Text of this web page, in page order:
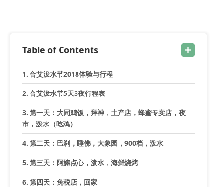
Table of Contents
合艾泼水节2018体验与行程
合艾泼水节5天3夜行程表
第一天：大同鸡饭，拜神，土产店，蜂蜜专卖店，夜
市，泼水（吃鸡）
第二天：巴刹，睡佛，大象园，900档，泼水
第三天：阿嫲点心，泼水，海鲜烧烤
第四天：免税店，回家